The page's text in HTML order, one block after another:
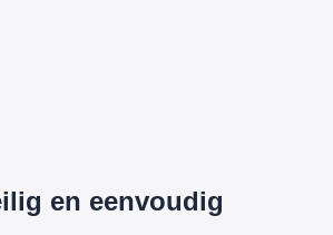
en eenvoudig